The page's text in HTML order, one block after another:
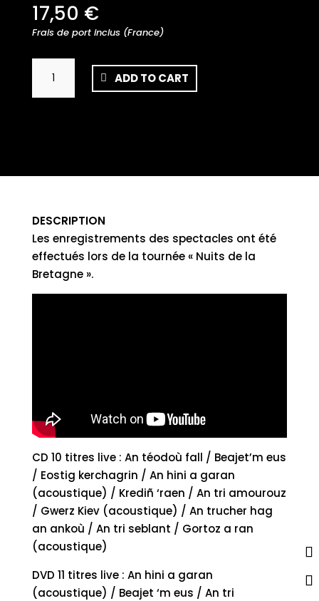
17,50 €
Frais de port inclus (France)
A-
stered
ADD TO CART
DESCRIPTION
Les enregistrements des spectacles ont été
effectués lors de la tournée « Nuits de la
Bretagne ».
CD 10 titres live : An téodoù fall / Beajet’m eus
/ Eostig kerchagrin / An hini a garan
(acoustique) / Krediñ ‘raen / An tri amourouz
/ Gwerz Kiev (acoustique) / An trucher hag
an ankoù / An tri seblant / Gortoz a ran
(acoustique)
DVD 11 titres live : An hini a garan
(acoustique) / Beajet ‘m eus / An tri